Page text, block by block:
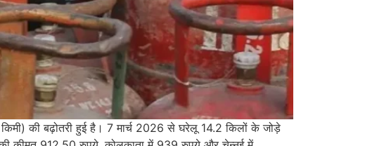
की बढ़ोतरी हुई है। 7 मार्च 2026 से घरेलू 14.2 किलों के जोड़े